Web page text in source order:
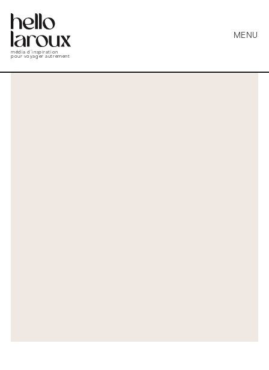
média d’inspiration
pour voyager autrement
MENU